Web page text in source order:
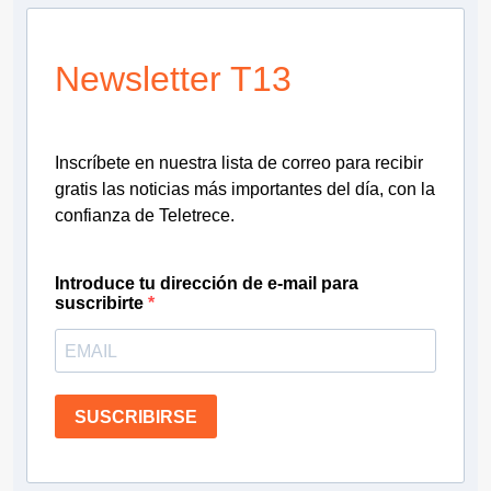
Newsletter T13
Inscríbete en nuestra lista de correo para recibir
gratis las noticias más importantes del día, con la
confianza de Teletrece.
Introduce tu dirección de e-mail para
suscribirte
SUSCRIBIRSE